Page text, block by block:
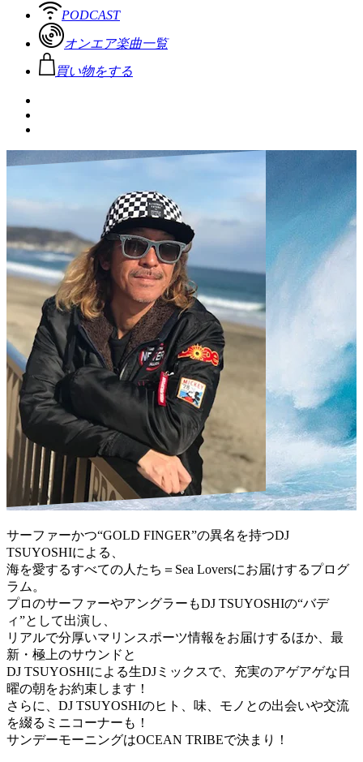
PODCAST
オンエア楽曲一覧
買い物をする
サーファーかつ“GOLD FINGER”の異名を持つDJ
TSUYOSHIによる、
海を愛するすべての人たち＝Sea Loversにお届けするプログ
ラム。
プロのサーファーやアングラーもDJ TSUYOSHIの“バデ
ィ”として出演し、
リアルで分厚いマリンスポーツ情報をお届けするほか、最
新・極上のサウンドと
DJ TSUYOSHIによる生DJミックスで、充実のアゲアゲな日
曜の朝をお約束します！
さらに、DJ TSUYOSHIのヒト、味、モノとの出会いや交流
を綴るミニコーナーも！
サンデーモーニングはOCEAN TRIBEで決まり！